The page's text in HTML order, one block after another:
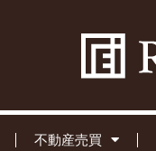
不動産売買